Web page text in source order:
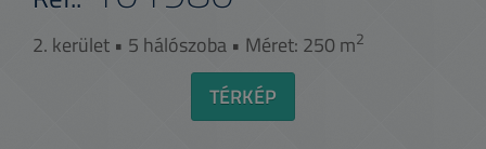
2. kerület • 5 hálószoba • Méret: 250 m2
TÉRKÉP